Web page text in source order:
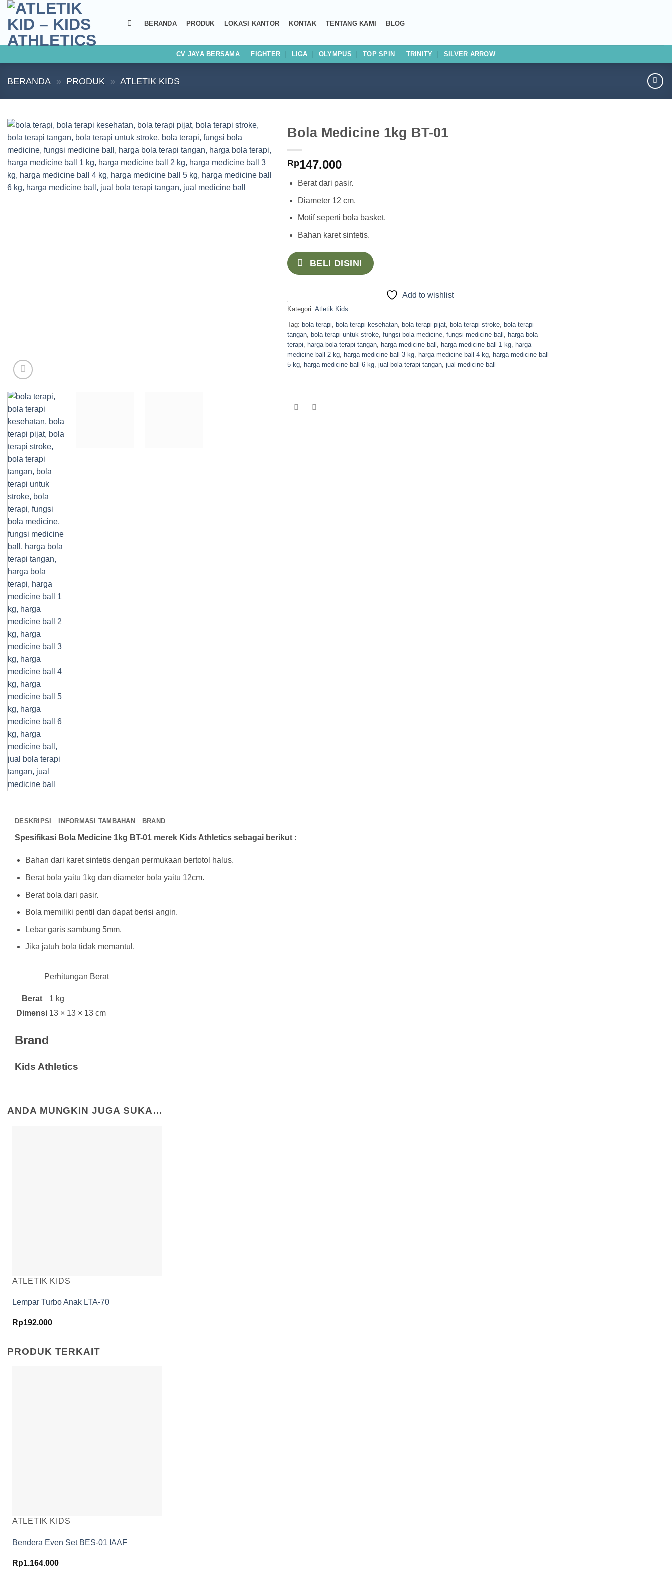
Skip
content
BERANDA PRODUK LOKASI KANTOR KONTAK TENTANG KAMI BLOG
CV JAYA BERSAMA FIGHTER LIGA OLYMPUS TOP SPIN TRINITY SILVER ARROW
BERANDA » PRODUK » ATLETIK KIDS
Add to
wishlist
Bola Medicine 1kg BT-01
Rp147.000
Berat dari pasir.
Diameter 12 cm.
Motif seperti bola basket.
Bahan karet sintetis.
BELI DISINI
Add to wishlist
Kategori: Atletik Kids
Tag: bola terapi, bola terapi kesehatan, bola terapi pijat, bola terapi stroke, bola terapi
tangan, bola terapi untuk stroke, fungsi bola medicine, fungsi medicine ball , harga bola
terapi, harga bola terapi tangan, harga medicine ball , harga medicine ball 1 kg, harga
medicine ball 2 kg, harga medicine ball 3 kg, harga medicine ball 4 kg, harga medicine ball
5 kg, harga medicine ball 6 kg, jual bola terapi tangan, jual medicine ball
DESKRIPSI INFORMASI TAMBAHAN BRAND
Spesifikasi Bola Medicine 1kg BT-01 merek Kids Athletics sebagai berikut :
Bahan dari karet sintetis dengan permukaan bertotol halus.
Berat bola yaitu 1kg dan diameter bola yaitu 12cm.
Berat bola dari pasir.
Bola memiliki pentil dan dapat berisi angin.
Lebar garis sambung 5mm.
Jika jatuh bola tidak memantul.
Perhitungan Berat
Berat
1 kg
Dimensi 13 × 13 × 13 cm
Brand
Kids Athletics
ANDA MUNGKIN JUGA SUKA…
ATLETIK KIDS
Lempar Turbo Anak LTA-70
Rp192.000
PRODUK TERKAIT
ATLETIK KIDS
Bendera Even Set BES-01 IAAF
Rp1.164.000